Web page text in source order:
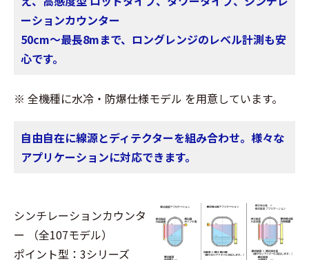
ーションカウンター
50cm～最長8mまで、ロングレンジのレベル計測も安
心です。
※ 全機種に水冷・防爆仕様モデル を用意しています。
自由自在に線源とディテクターを組み合わせ。様々な
アプリケーションに対応できます。
シンチレーションカウンタ
ー （全107モデル）
ポイント型：3シリーズ